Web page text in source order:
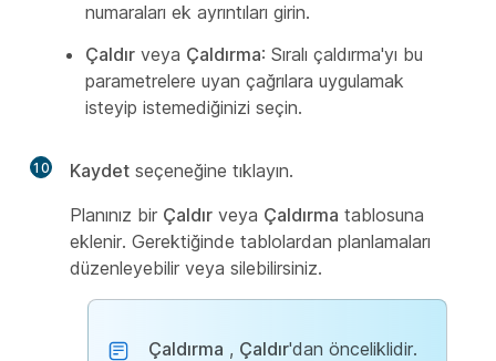
numaraları ek ayrıntıları girin.
Çaldır veya Çaldırma: Sıralı çaldırma'yı bu
parametrelere uyan çağrılara uygulamak
isteyip istemediğinizi seçin.
10 Kaydet seçeneğine tıklayın.
Planınız bir Çaldır veya Çaldırma tablosuna
eklenir. Gerektiğinde tablolardan planlamaları
düzenleyebilir veya silebilirsiniz.
Çaldırma , Çaldır'dan önceliklidir.